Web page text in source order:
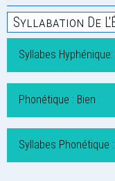
Syllabation De
Syllabes Hyphénique:
Phonétique : Bien
Syllabes Phonétique